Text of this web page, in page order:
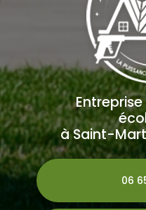
à Saint-
06